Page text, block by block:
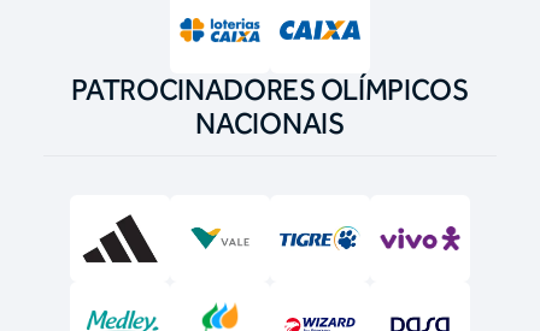
PATROCINADORES OLÍMPICOS
NACIONAIS